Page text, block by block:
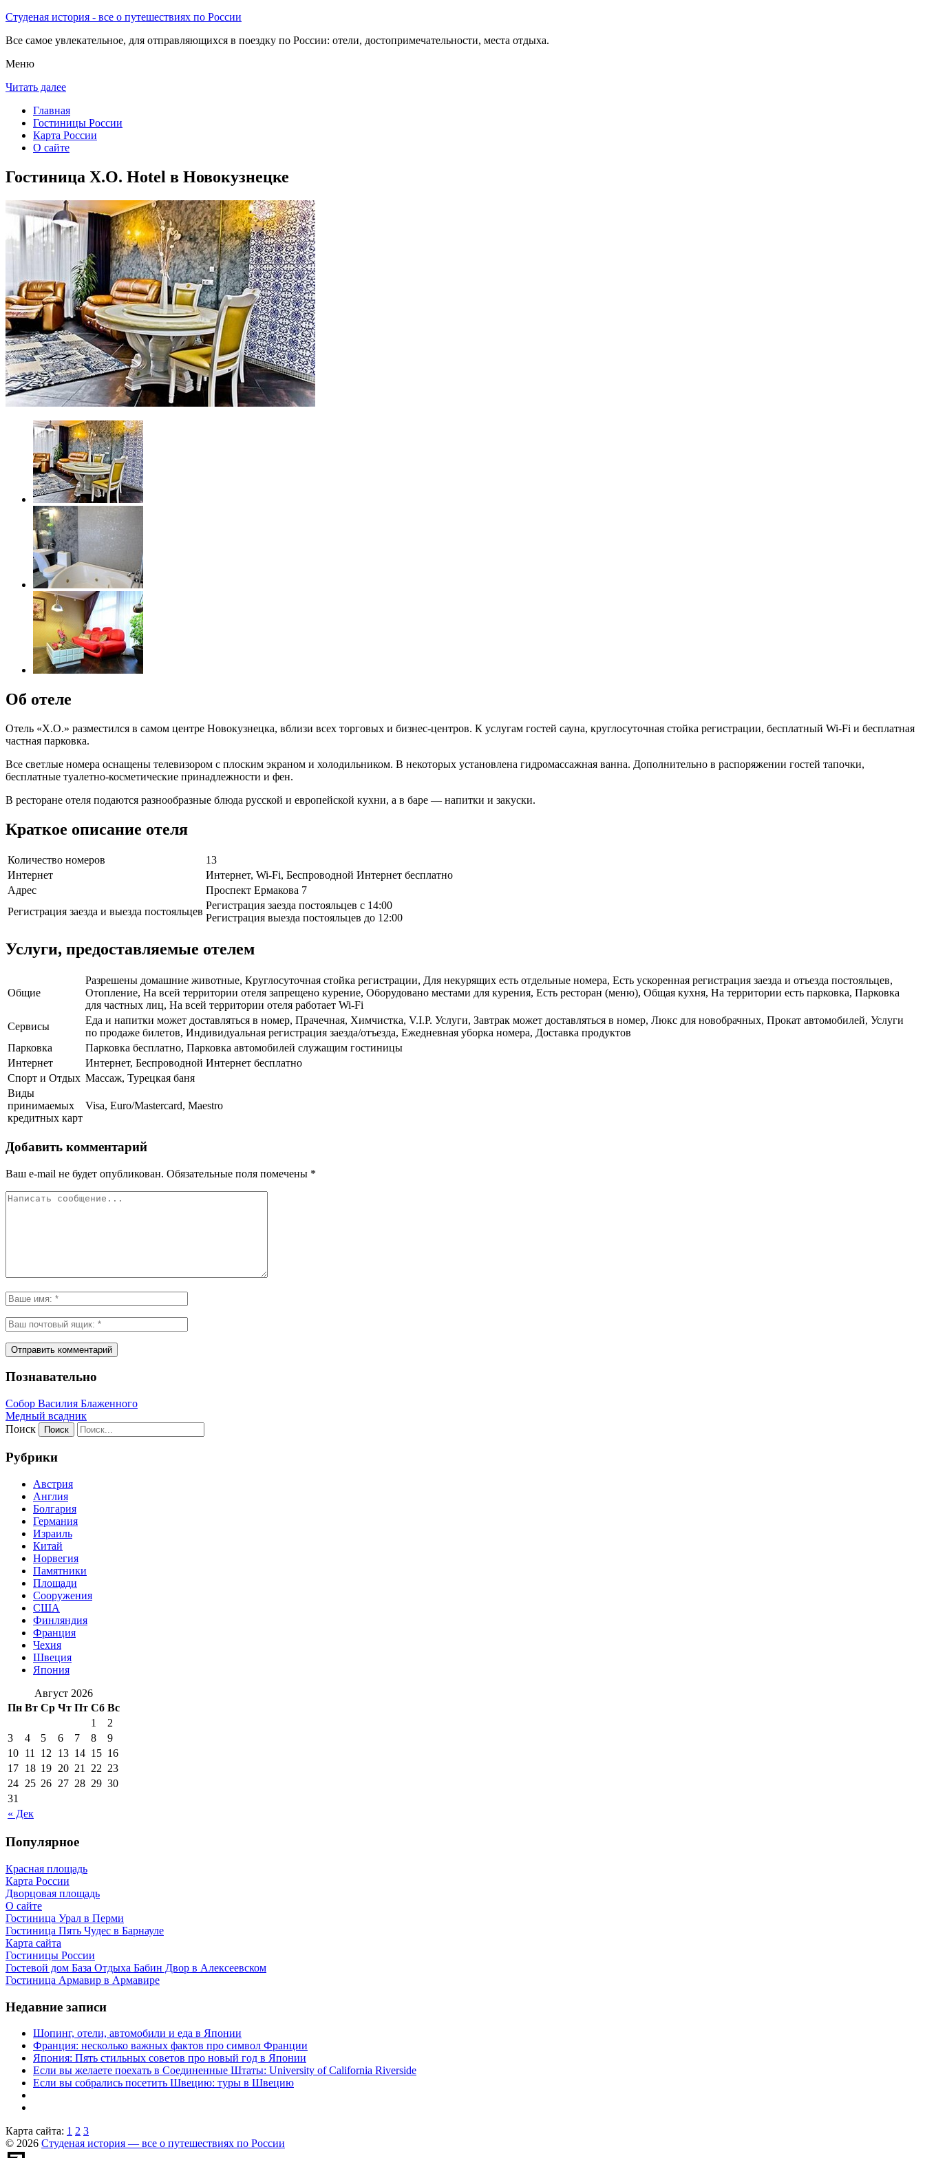
Студеная история - все о путешествиях по России
Все самое увлекательное, для отправляющихся в поездку по России: отели, достопримечательности, места отдыха.
Меню
Читать далее
Главная
Гостиницы России
Карта России
О сайте
Гостиница X.O. Hotel в Новокузнецке
Об отеле
Отель «Х.О.» разместился в самом центре Новокузнецка, вблизи всех торговых и бизнес-центров. К услугам гостей сауна, круглосуточная стойка регистрации, бесплатный Wi-Fi и бесплатная
частная парковка.
Все светлые номера оснащены телевизором с плоским экраном и холодильником. В некоторых установлена гидромассажная ванна. Дополнительно в распоряжении гостей тапочки,
бесплатные туалетно-косметические принадлежности и фен.
В ресторане отеля подаются разнообразные блюда русской и европейской кухни, а в баре — напитки и закуски.
Краткое описание отеля
Количество номеров
13
Интернет
Интернет, Wi-Fi, Беспроводной Интернет бесплатно
Адрес
Проспект Ермакова 7
Регистрация заезда и выезда постояльцев
Регистрация заезда постояльцев с 14:00
Регистрация выезда постояльцев до 12:00
Услуги, предоставляемые отелем
Общие
Разрешены домашние животные, Круглосуточная стойка регистрации, Для некурящих есть отдельные номера, Есть ускоренная регистрация заезда и отъезда постояльцев,
Отопление, На всей территории отеля запрещено курение, Оборудовано местами для курения, Есть ресторан (меню), Общая кухня, На территории есть парковка, Парковка
для частных лиц, На всей территории отеля работает Wi-Fi
Сервисы
Еда и напитки может доставляться в номер, Прачечная, Химчистка, V.I.P. Услуги, Завтрак может доставляться в номер, Люкс для новобрачных, Прокат автомобилей, Услуги
по продаже билетов, Индивидуальная регистрация заезда/отъезда, Ежедневная уборка номера, Доставка продуктов
Парковка
Парковка бесплатно, Парковка автомобилей служащим гостиницы
Интернет
Интернет, Беспроводной Интернет бесплатно
Спорт и Отдых Массаж, Турецкая баня
Виды
принимаемых
кредитных карт
Visa, Euro/Mastercard, Maestro
Добавить комментарий
Ваш e-mail не будет опубликован. Обязательные поля помечены *
Познавательно
Собор Василия Блаженного
Медный всадник
Поиск
Рубрики
Австрия
Англия
Болгария
Германия
Израиль
Китай
Норвегия
Памятники
Площади
Сооружения
США
Финляндия
Франция
Чехия
Швеция
Япония
Август 2026
Пн Вт Ср Чт Пт Сб Вс
« Дек
1
2
3
4 5 6 7 8
9
10 11 12 13 14 15 16
17 18 19 20 21 22 23
24 25 26 27 28 29 30
31
Популярное
Красная площадь
Карта России
Дворцовая площадь
О сайте
Гостиница Урал в Перми
Гостиница Пять Чудес в Барнауле
Карта сайта
Гостиницы России
Гостевой дом База Отдыха Бабин Двор в Алексеевском
Гостиница Армавир в Армавире
Недавние записи
Шопинг, отели, автомобили и еда в Японии
Франция: несколько важных фактов про символ Франции
Япония: Пять стильных советов про новый год в Японии
Если вы желаете поехать в Соединенные Штаты: University of California Riverside
Если вы собрались посетить Швецию: туры в Швецию
Карта сайта: 1 2 3
© 2026 Студеная история — все о путешествиях по России